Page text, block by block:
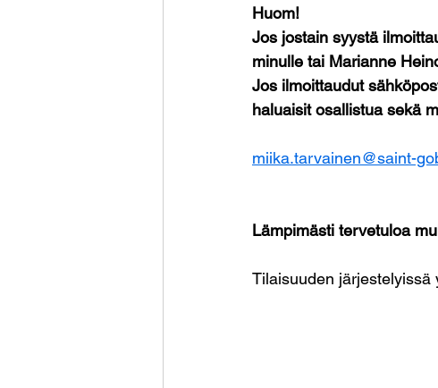
Huom!
Jos jostain syystä
minulle tai Marianne
Jos ilmoittaudut
haluaisit osallistua sekä
miika.tarvainen@saint-
Lämpimästi tervetuloa
Tilaisuuden järjestelyissä